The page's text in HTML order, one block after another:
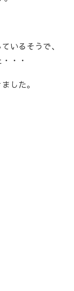
いるそうで、
・・
した。